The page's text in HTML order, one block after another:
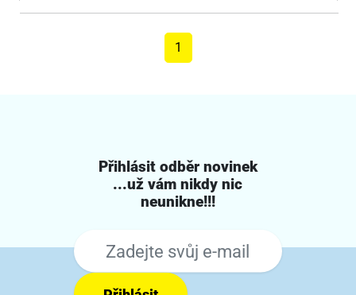
1
Přihlásit odběr novinek
...už vám nikdy nic
neunikne!!!